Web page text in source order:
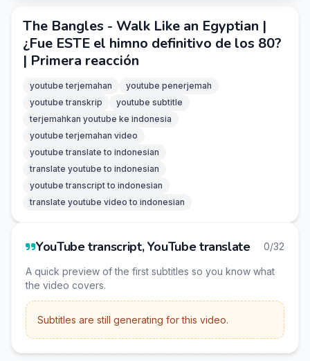
The Bangles - Walk Like an Egyptian |
¿Fue ESTE el himno definitivo de los 80?
| Primera reacción
youtube terjemahan
youtube penerjemah
youtube transkrip
youtube subtitle
terjemahkan youtube ke indonesia
youtube terjemahan video
youtube translate to indonesian
translate youtube to indonesian
youtube transcript to indonesian
translate youtube video to indonesian
YouTube transcript, YouTube translate 0/32
A quick preview of the first subtitles so you know what
the video covers.
Subtitles are still generating for this video.